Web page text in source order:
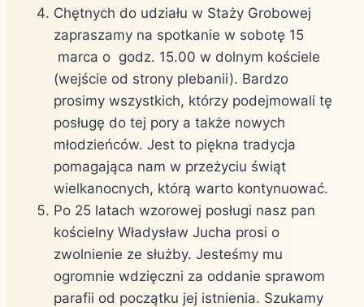
Chętnych do udziału w Staży Grobowej
zapraszamy na spotkanie w sobotę 15
marca o godz. 15.00 w dolnym kościele
(wejście od strony plebanii). Bardzo
prosimy wszystkich, którzy podejmowali tę
posługę do tej pory a także nowych
młodzieńców. Jest to piękna tradycja
pomagająca nam w przeżyciu świąt
wielkanocnych, którą warto kontynuować.
Po 25 latach wzorowej posługi nasz pan
kościelny Władysław Jucha prosi o
zwolnienie ze służby. Jesteśmy mu
ogromnie wdzięczni za oddanie sprawom
parafii od początku jej istnienia. Szukamy